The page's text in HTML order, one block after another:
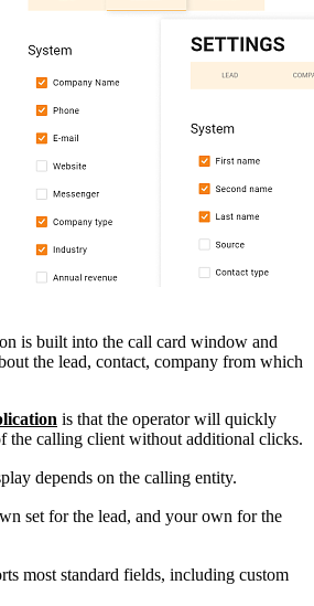
is built into the call card window and
the lead, contact, company from which
is that the operator will quickly
the calling client without additional clicks.
depends on the calling entity.
set for the lead, and your own for the
most standard fields, including custom